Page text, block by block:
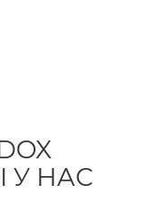
У НАС